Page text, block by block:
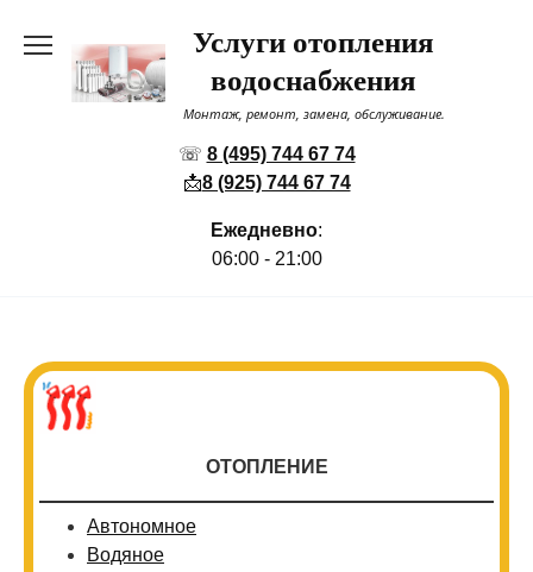
содержанию
Услуги отопления
водоснабжения
Монтаж, ремонт, замена, обслуживание.
☏ 8 (495) 744 67 74
📩8 (925) 744 67 74
Ежедневно:
06:00 - 21:00
ОТОПЛЕНИЕ
Автономное
Водяное